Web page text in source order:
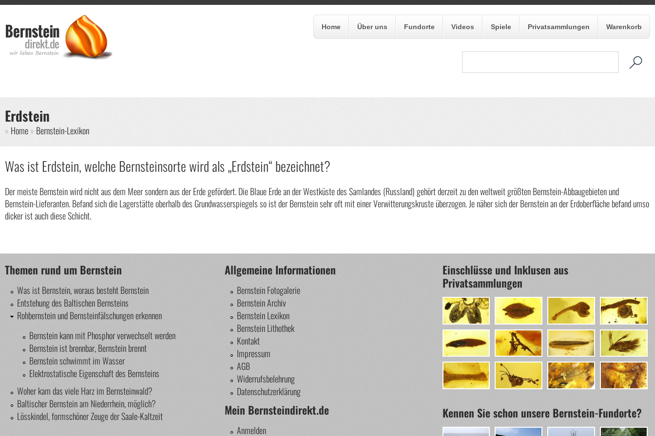
Home Über uns Fundorte Videos Spiele Privatsammlungen Warenkorb
Erdstein
Sie sind hier
Home Bernstein-Lexikon
Was ist Erdstein, welche Bernsteinsorte wird als „Erdstein“ bezeichnet?
Der meiste Bernstein wird nicht aus dem Meer sondern aus der Erde gefördert. Die Blaue Erde an der Westküste des Samlandes (Russland) gehört derzeit zu den weltweit größten Bernstein-Abbaugebieten und
Bernstein-Lieferanten. Befand sich die Lagerstätte oberhalb des Grundwasserspiegels so ist der Bernstein sehr oft mit einer Verwitterungskruste überzogen. Je näher sich der Bernstein an der Erdoberfläche befand umso
dicker ist auch diese Schicht.
Themen rund um Bernstein
Was ist Bernstein, woraus besteht Bernstein
Entstehung des Baltischen Bernsteins
Rohbernstein und Bernsteinfälschungen erkennen
Bernstein kann mit Phosphor verwechselt werden
Bernstein ist brennbar, Bernstein brennt
Bernstein schwimmt im Wasser
Elektrostatische Eigenschaft des Bernsteins
Woher kam das viele Harz im Bernsteinwald?
Baltischer Bernstein am Niederrhein, möglich?
Lösskindel, formschöner Zeuge der Saale-Kaltzeit
Allgemeine Informationen
Bernstein Fotogalerie
Bernstein Archiv
Bernstein Lexikon
Bernstein Lithothek
Kontakt
Impressum
AGB
Widerrufsbelehrung
Datenschutzerklärung
Mein Bernsteindirekt.de
Anmelden
Einschlüsse und Inklusen aus
Privatsammlungen
Kennen Sie schon unsere Bernstein-Fundorte?